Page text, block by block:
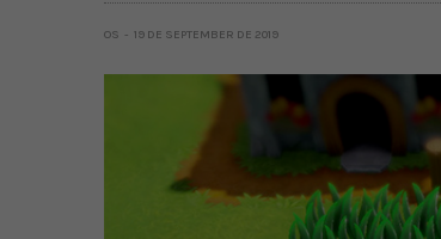
OS 19 DE SEPTEMBER DE 2019